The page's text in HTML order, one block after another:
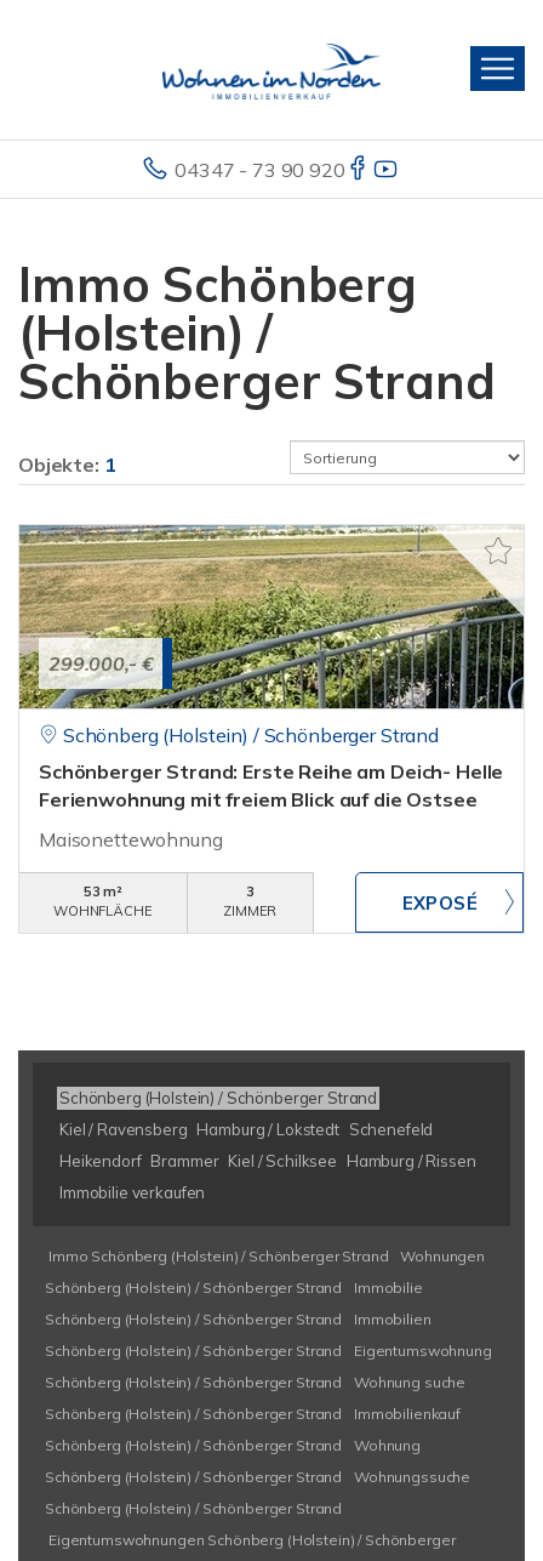
04347 - 73 90 920
Immo Schönberg
(Holstein) /
Schönberger Strand
Objekte: 1
299.000,- €
Schönberg (Holstein) / Schönberger Strand
Schönberger Strand: Erste Reihe am Deich- Helle
Ferienwohnung mit freiem Blick auf die Ostsee
Maisonettewohnung
53 m²
WOHNFLÄCHE
3
ZIMMER
Schönberg (Holstein) / Schönberger Strand
Kiel / Ravensberg Hamburg / Lokstedt Schenefeld
Heikendorf Brammer Kiel / Schilksee
Hamburg / Rissen
Immobilie verkaufen
Immo Schönberg (Holstein) / Schönberger Strand
Wohnungen
Schönberg (Holstein) / Schönberger Strand
Immobilie
Schönberg (Holstein) / Schönberger Strand
Immobilien
Schönberg (Holstein) / Schönberger Strand
Eigentumswohnung
Schönberg (Holstein) / Schönberger Strand
Wohnung suche
Schönberg (Holstein) / Schönberger Strand
Immobilienkauf
Schönberg (Holstein) / Schönberger Strand
Wohnung
Schönberg (Holstein) / Schönberger Strand
Wohnungssuche
Schönberg (Holstein) / Schönberger Strand
Eigentumswohnungen Schönberg (Holstein) / Schönberger